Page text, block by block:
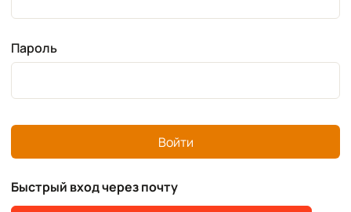
Пароль
Войти
Быстрый вход через почту